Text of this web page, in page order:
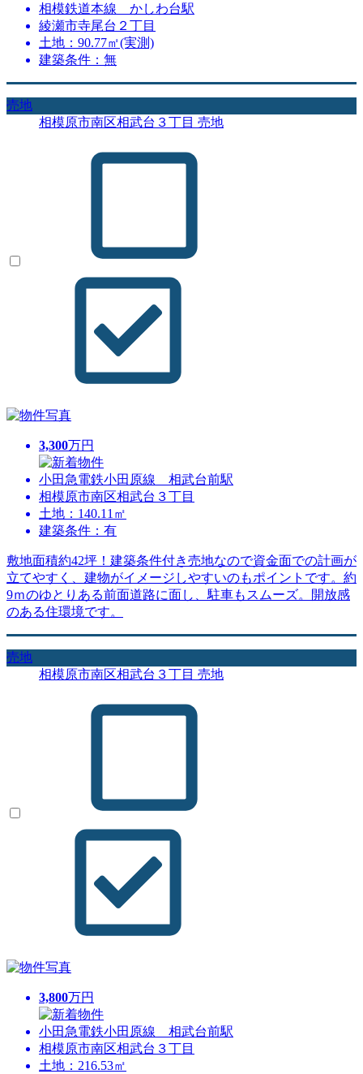
相模鉄道本線 かしわ台駅
綾瀬市寺尾台２丁目
土地：90.77㎡(実測)
建築条件：無
売地
相模原市南区相武台３丁目 売地
3,300万円
小田急電鉄小田原線 相武台前駅
相模原市南区相武台３丁目
土地：140.11㎡
建築条件：有
敷地面積約42坪！建築条件付き売地なので資金面での計画が
立てやすく、建物がイメージしやすいのもポイントです。約
9ｍのゆとりある前面道路に面し、駐車もスムーズ。開放感
のある住環境です。
売地
相模原市南区相武台３丁目 売地
3,800万円
小田急電鉄小田原線 相武台前駅
相模原市南区相武台３丁目
土地：216.53㎡